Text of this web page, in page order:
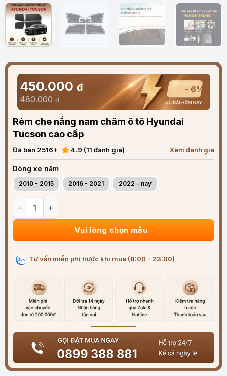
450.000 đ
480.000đ
- 6%
Rèm che nắng nam châm ô tô Hyundai
Tucson cao cấp
Đã bán 2516+ 4.9 (11 đánh giá) Xem đánh giá
Dòng xe năm
2010 - 2015 2016 - 2021 2022 - nay
Rèm che nắng nam châm ô tô Hyundai Tucson cao cấp số
Vui lòng chọn mẫu
Tư vấn miễn phí trước khi mua (8:00 - 23:00)